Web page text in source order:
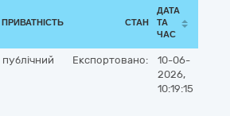
ПРИВАТНІСТЬ СТАН
ДАТА
ТА
ЧАС
публічний Експортовано:
10-06-
2026,
10:19:15